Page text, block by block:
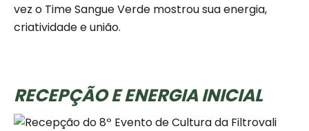
vez o Time Sangue Verde mostrou sua energia,
criatividade e união.
RECEPÇÃO E ENERGIA INICIAL